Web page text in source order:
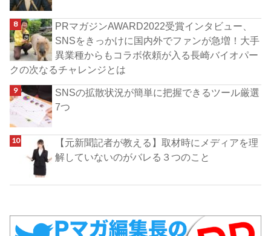
PRマガジンAWARD2022受賞インタビュー、
SNSをきっかけに国内外でファンが急増！大手
異業種からもコラボ依頼が入る長崎バイオパー
クの次なるチャレンジとは
SNSの拡散状況が簡単に把握できるツール厳選
7つ
【元新聞記者が教える】取材時にメディアを理
解していないのがバレる３つのこと